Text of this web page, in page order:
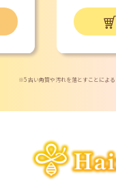
※5 古い角質や汚れを落とすことによる